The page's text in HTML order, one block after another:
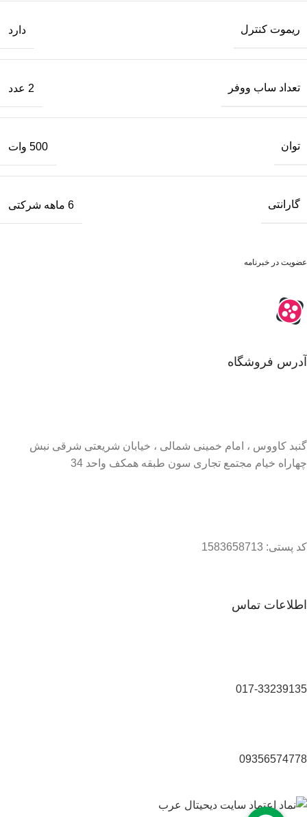
ریموت کنترل دارد
تعداد ساب‌ ووفر 2 عدد
توان 500 وات
گارانتی 6 ماهه شرکتی
عضویت در خبرنامه
آدرس فروشگاه
گنبد کاووس ، امام خمینی شمالی ، خیابان شریعتی شرقی نبش
چهاراه خیام مجتمع تجاری سون طبقه همکف واحد 34
کد پستی: 1583658713
اطلاعات تماس
017-33239135
09356574778